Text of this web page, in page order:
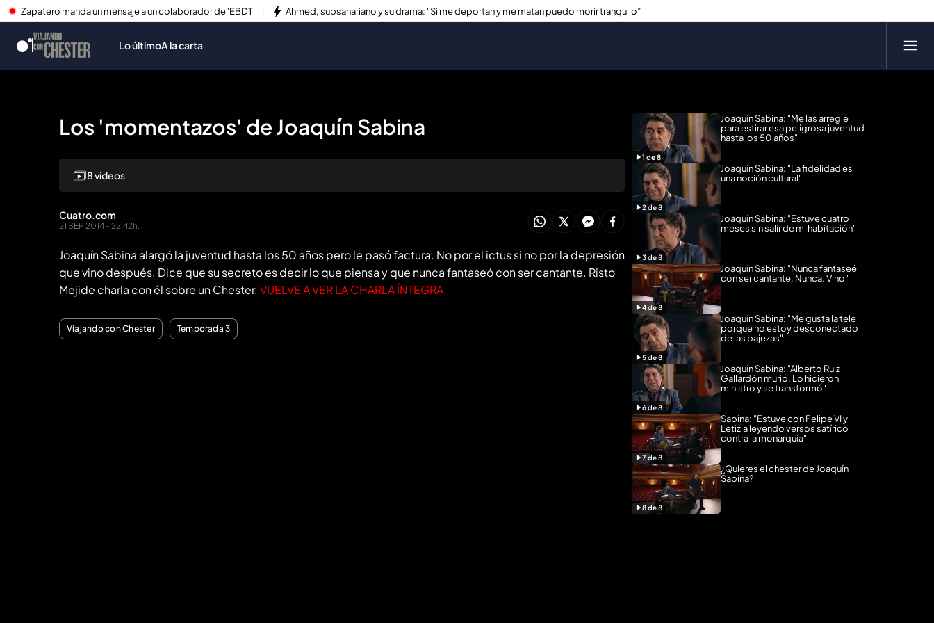
Zapatero manda un mensaje a un colaborador de 'EBDT' Ahmed, subsahariano y su drama: "Si me deportan y me matan puedo morir tranquilo”
Lo últimoA la carta
Los 'momentazos' de Joaquín Sabina
Reproducir todo
8 vídeos
Cuatro.com
21 SEP 2014 - 22:42h.
Joaquín Sabina alargó la juventud hasta los 50 años pero le pasó factura. No por el ictus si no por la depresión
que vino después. Dice que su secreto es decir lo que piensa y que nunca fantaseó con ser cantante. Risto
Mejide charla con él sobre un Chester. VUELVE A VER LA CHARLA ÍNTEGRA.
Viajando con Chester Temporada 3
1 de8
Joaquín Sabina: "Me las arreglé
para estirar esa peligrosa juventud
hasta los 50 años"
2de8
Joaquín Sabina: "La fidelidad es
una noción cultural"
3de8
Joaquín Sabina: "Estuve cuatro
meses sin salir de mi habitación"
4de8
Joaquín Sabina: "Nunca fantaseé
con ser cantante. Nunca. Vino"
5de8
Joaquín Sabina: "Me gusta la tele
porque no estoy desconectado
de las bajezas"
6de8
Joaquín Sabina: "Alberto Ruiz
Gallardón murió. Lo hicieron
ministro y se transformó"
7de8
Sabina: "Estuve con Felipe VI y
Letizia leyendo versos satírico
contra la monarquía"
8de8
¿Quieres el chester de Joaquín
Sabina?